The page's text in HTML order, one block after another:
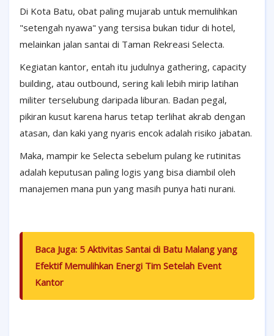
Di Kota Batu, obat paling mujarab untuk memulihkan
"setengah nyawa" yang tersisa bukan tidur di hotel,
melainkan jalan santai di Taman Rekreasi Selecta.
Kegiatan kantor, entah itu judulnya gathering, capacity
building, atau outbound, sering kali lebih mirip latihan
militer terselubung daripada liburan. Badan pegal,
pikiran kusut karena harus tetap terlihat akrab dengan
atasan, dan kaki yang nyaris encok adalah risiko jabatan.
Maka, mampir ke Selecta sebelum pulang ke rutinitas
adalah keputusan paling logis yang bisa diambil oleh
manajemen mana pun yang masih punya hati nurani.
Baca Juga: 5 Aktivitas Santai di Batu Malang yang
Efektif Memulihkan Energi Tim Setelah Event
Kantor